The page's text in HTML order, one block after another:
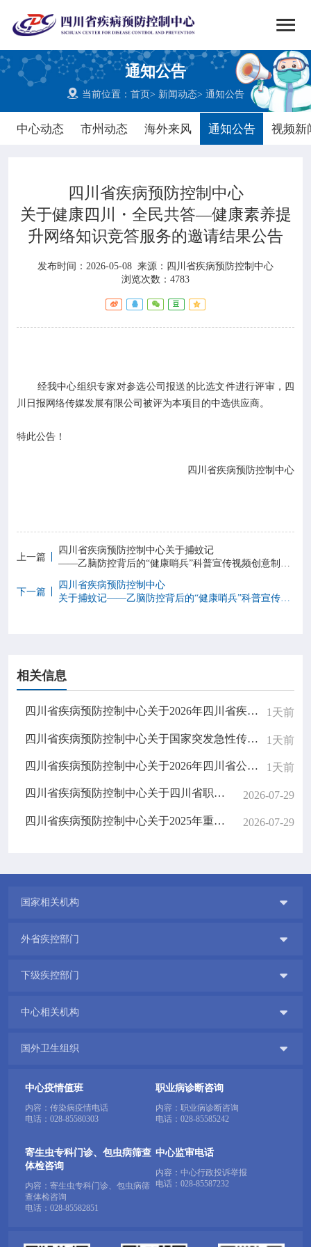

通知公告
 当前位置：首页> 新闻动态>通知公告
中心动态 市州动态 海外来风 通知公告 视频新

网站首页
中心概况 

工作重点 
科普园地 
学术期刊
四川省疾病预防控制中心
关于健康四川・全民共答—健康素养提
升网络知识竞答服务的邀请结果公告
发布时间：2026-05-08 来源： 四川省疾病预防控制中心
浏览次数：4783
经我中心组织专家对参选公司报送的比选文件进行评审，四
川日报网络传媒发展有限公司被评为本项目的中选供应商。
特此公告！
四川省疾病预防控制中心
上一篇
四川省疾病预防控制中心关于捕蚊记
——乙脑防控背后的“健康哨兵”科普宣传视频创意制作服务的比选公告
下一篇
四川省疾病预防控制中心
关于捕蚊记——乙脑防控背后的“健康哨兵”科普宣传视频创意制作服务的比选结果公告
相关信息
四川省疾病预防控制中心关于2026年四川省疾控中心重要信息系统密评服务的比选公告 1天前
四川省疾病预防控制中心关于国家突发急性传染病防控队（四川）无人机采购的比选公告 1天前
四川省疾病预防控制中心关于2026年四川省公共卫生医师规范化培训招生结果公示 1天前
四川省疾病预防控制中心关于四川省职业病防治综合管理信息系统升级改造项目的邀请结果公告 2026-07-29
四川省疾病预防控制中心关于2025年重大公共卫生服务扩大国家免疫规划项目（中央财政转移支付资金）专项审计服务的比选结果公告 2026-07-29
国家相关机构 
外省疾控部门 
下级疾控部门 
中心相关机构 
国外卫生组织 
中心疫情值班
内容：传染病疫情电话
电话： 028-85580303
职业病诊断咨询
内容：职业病诊断咨询
电话： 028-85585242
寄生虫专科门诊、包虫病筛查
体检咨询
内容：寄生虫专科门诊、包虫病筛
查体检咨询
电话： 028-85582851
中心监审电话
内容：中心行政投诉举报
电话： 028-85587232